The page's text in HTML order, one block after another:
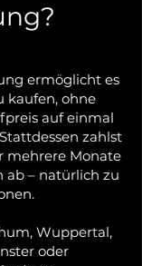
ermöglicht es
kaufen, ohne
auf einmal
zahlst
mehrere Monate
ab – natürlich zu
Wuppertal,
oder